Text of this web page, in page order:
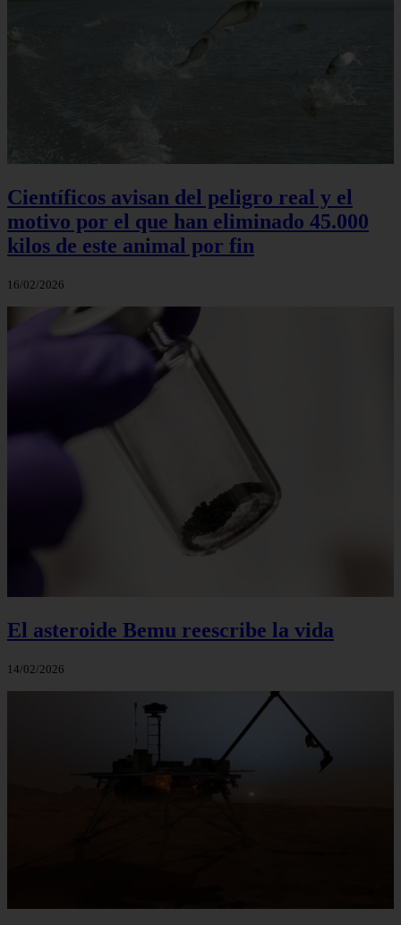
Científicos avisan del peligro real y el
motivo por el que han eliminado 45.000
kilos de este animal por fin
16/02/2026
El asteroide Bemu reescribe la vida
14/02/2026